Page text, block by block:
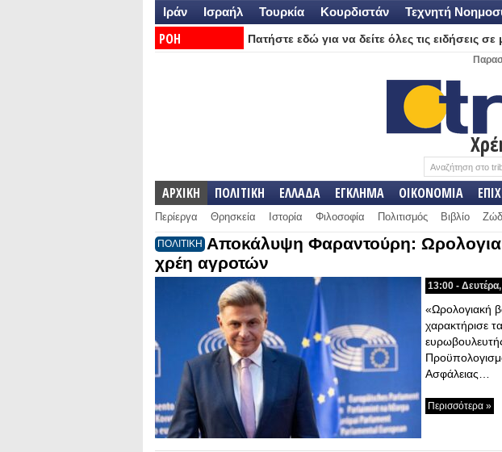
Ιράν Ισραήλ Τουρκία Κουρδιστάν Τεχνητή
ΡΟΗ
Πατήστε εδώ για να δείτε όλες τις ειδήσεις
ΑΡΧΙΚΗ ΠΟΛΙΤΙΚΗ ΕΛΛΑΔΑ ΕΓΚΛΗΜΑ ΟΙΚΟΝΟΜΙΑ
Περίεργα Θρησκεία Ιστορία Φιλοσοφία Πολιτισμός Βιβλίο
ΠΟΛΙΤΙΚΗ Αποκάλυψη Φαραντούρη:
χρέη αγροτών
13:00 -
«Ωρολογιακή
χαρακτήρισε
Ασφάλειας…
Περισσότερα »